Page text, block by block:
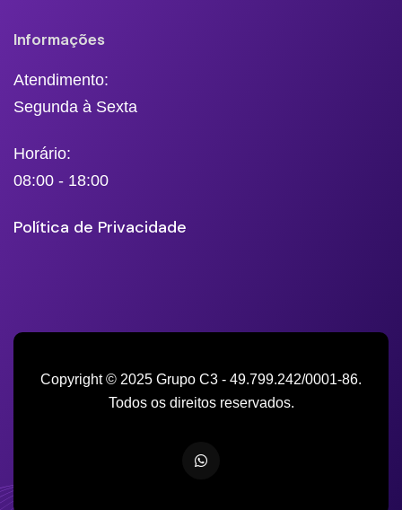
Informações
Atendimento:
Segunda à Sexta
Horário:
08:00 - 18:00
Política de Privacidade
Copyright © 2025 Grupo C3 - 49.799.242/0001-86.
Todos os direitos reservados.